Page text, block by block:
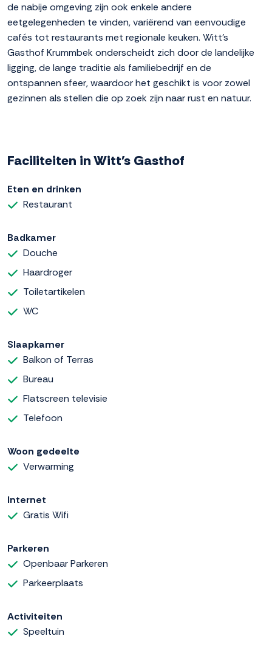
de nabije omgeving zijn ook enkele andere
eetgelegenheden te vinden, variërend van eenvoudige
cafés tot restaurants met regionale keuken. Witt's
Gasthof Krummbek onderscheidt zich door de landelijke
ligging, de lange traditie als familiebedrijf en de
ontspannen sfeer, waardoor het geschikt is voor zowel
gezinnen als stellen die op zoek zijn naar rust en natuur.
Faciliteiten in Witt's Gasthof
Eten en drinken
Restaurant
Badkamer
Douche
Haardroger
Toiletartikelen
WC
Slaapkamer
Balkon of Terras
Bureau
Flatscreen televisie
Telefoon
Woon gedeelte
Verwarming
Internet
Gratis Wifi
Parkeren
Openbaar Parkeren
Parkeerplaats
Activiteiten
Speeltuin